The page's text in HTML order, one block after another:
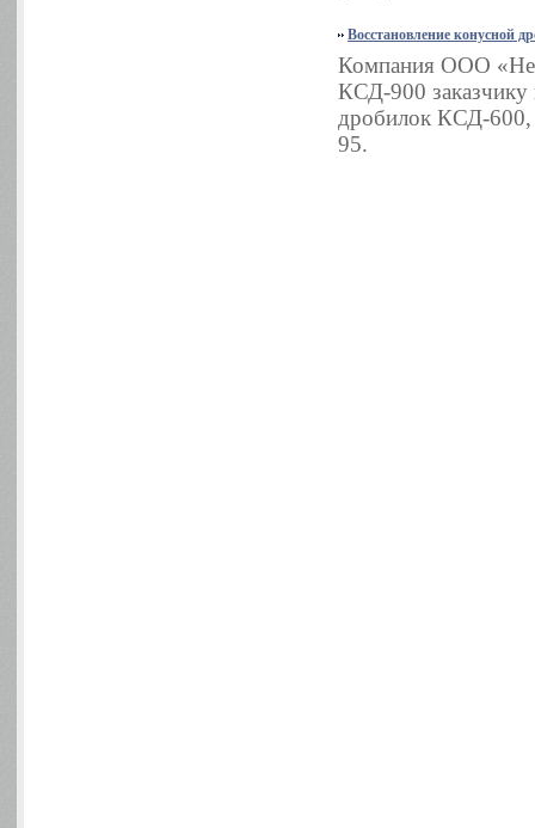
Восстановление конусной
Компания ООО
КСД-900 заказчику
дробилок КСД-600,
95.